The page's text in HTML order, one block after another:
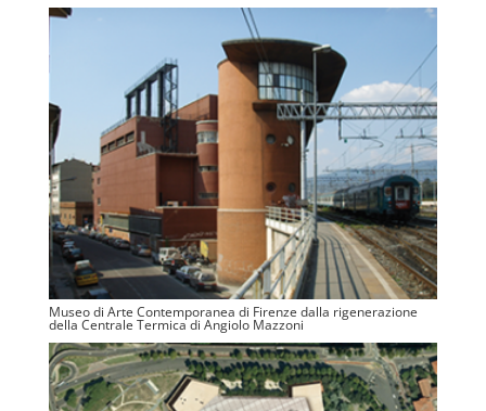
Museo di Arte Contemporanea di Firenze dalla rigenerazione
della Centrale Termica di Angiolo Mazzoni